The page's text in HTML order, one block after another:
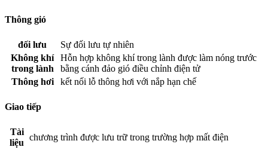
Thông gió
đối lưu
Sự đối lưu tự nhiên
Không khí
trong lành
Hỗn hợp không khí trong lành được làm nóng trước
bằng cánh đảo gió điều chỉnh điện tử
Thông hơi
kết nối lỗ thông hơi với nắp hạn chế
Giao tiếp
Tài
liệu
chương trình được lưu trữ trong trường hợp mất điện